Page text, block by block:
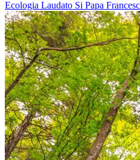
Ecologia Laudato Si Papa